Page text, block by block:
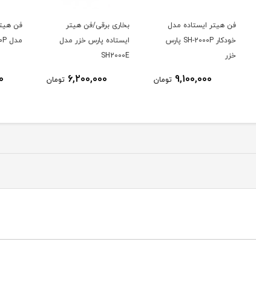
بخاری برقی/فن هیتر
ایستاده پارس خزر مدل
SH2000E
6,200,000 تومان
فن هیتر رومیزی پارس خزر
مدل FH2000P
4,567,000 تومان
پارس